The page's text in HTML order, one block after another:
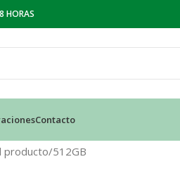
HORAS
Contacto
producto 512GB